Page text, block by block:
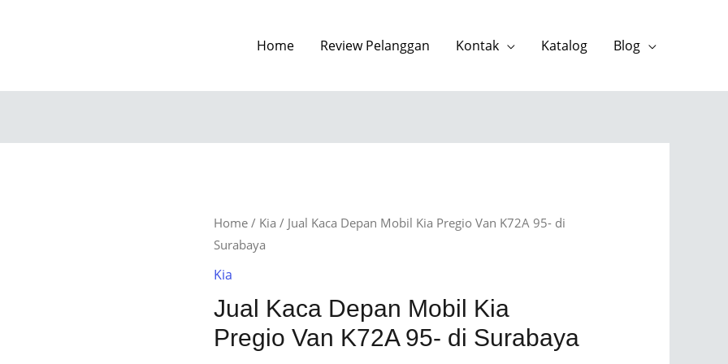
Home Review Pelanggan Kontak Katalog Blog
Home / Kia / Jual Kaca Depan Mobil Kia Pregio Van K72A 95- di
Surabaya
Kia
Jual Kaca Depan Mobil Kia
Pregio Van K72A 95- di Surabaya